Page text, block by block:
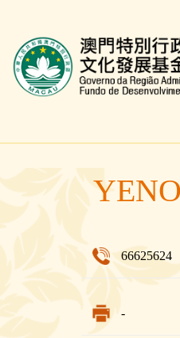
Fundo de Desenvolvimento da
66625624
-